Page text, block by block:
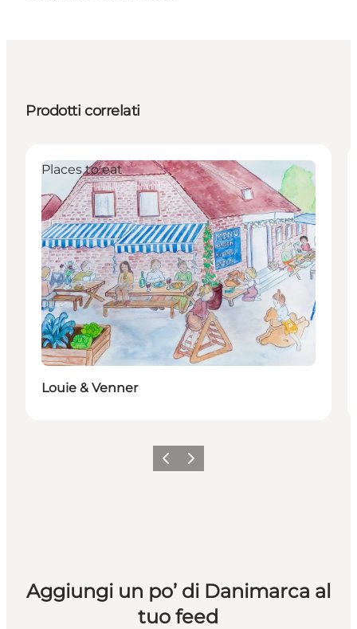
Prodotti correlati
Places to eat
Louie & Venner
Precedente
Avanti
Aggiungi un po’ di Danimarca al
tuo feed